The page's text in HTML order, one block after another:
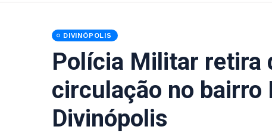
DIVINÓPOLIS
Polícia Militar retira
circulação no bairro
Divinópolis